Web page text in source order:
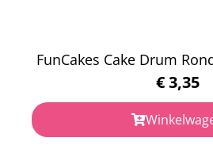
FunCakes Cake Drum
€3,35